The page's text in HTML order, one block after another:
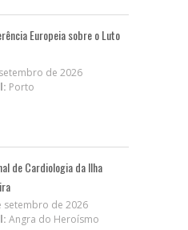
Europeia sobre o Luto
de 2026
Porto
de Cardiologia da Ilha
setembro de 2026
Angra do Heroísmo